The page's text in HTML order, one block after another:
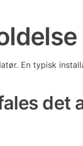
En typisk
det